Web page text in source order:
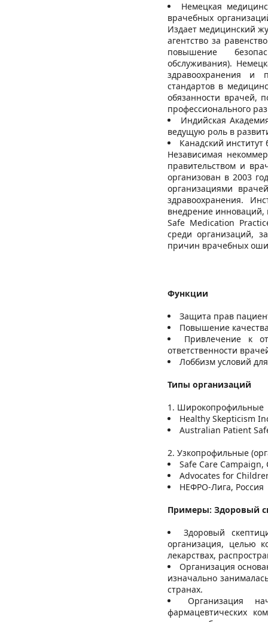
Немецкая
врачебных
Издает медицинский
агентство за
повышение
обслуживания).
здравоохранения и
стандартов в
обязанности врачей,
профессионального
Индийская
ведущую роль в
Канадский
Независимая
правительством и
организован в 2003
организациями
здравоохранения.
внедрение инноваций,
Safe Medication
среди организаций,
причин врачебных
Функции
Защита прав
Повышение
Привлечение к
ответственности
Лоббизм условий
Типы организаций
Широкопрофильные
Healthy Skepticism
Australian Patient
2. Узкопрофильные
Safe Care
Advocates for
НЕФРО-Лига, Россия
Примеры: Здоровый
Здоровый
организация, целью
лекарствах,
Организация
изначально
странах.
Организация
фармацевтических